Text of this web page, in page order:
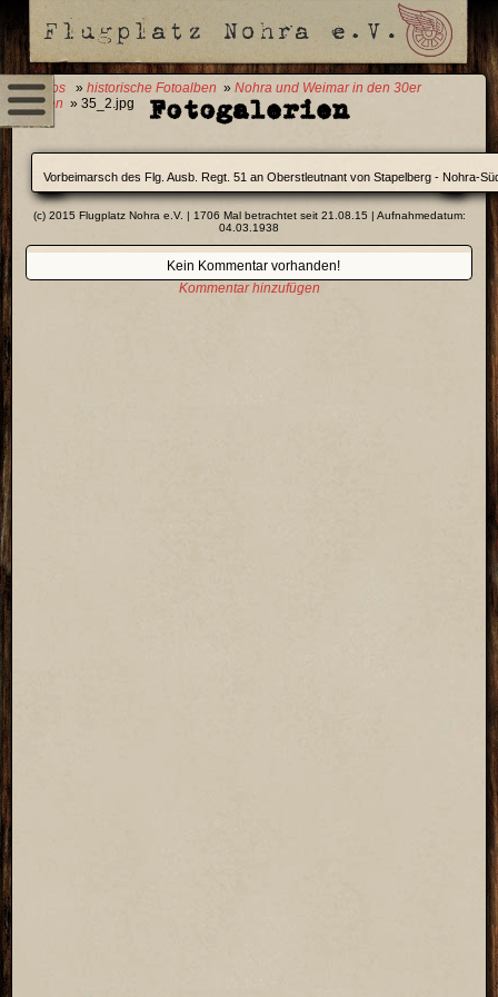
0 Fotos » historische Fotoalben » Nohra und Weimar in den 30er
Jahren » 35_2.jpg Fotogalerien
Vorbeimarsch des Flg. Ausb. Regt. 51 an Oberstleutnant von Stapelberg - Nohra-
(c) 2015 Flugplatz Nohra e.V. | 1706 Mal betrachtet seit 21.08.15 | Aufnahmedatum:
04.03.1938
Kein Kommentar vorhanden!
Kommentar hinzufügen